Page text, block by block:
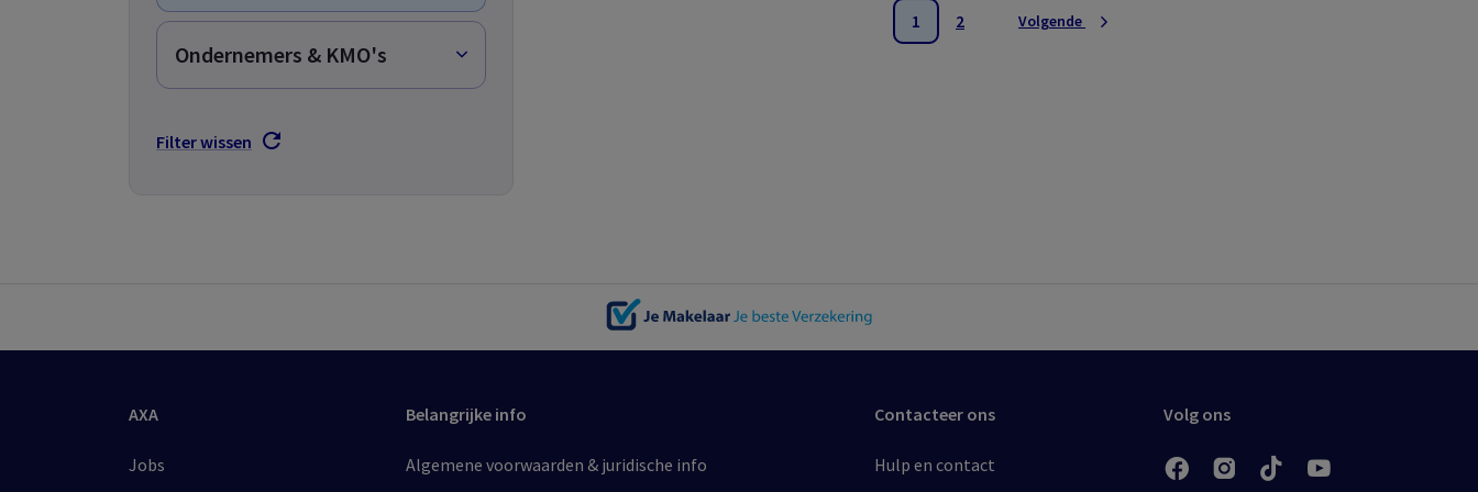
Ondernemers & KMO's
Filter wissen
1 2 Volgende
AXA
Jobs
Belangrijke info
Algemene voorwaarden & juridische info​
Contacteer ons
Hulp en contact
Volg ons